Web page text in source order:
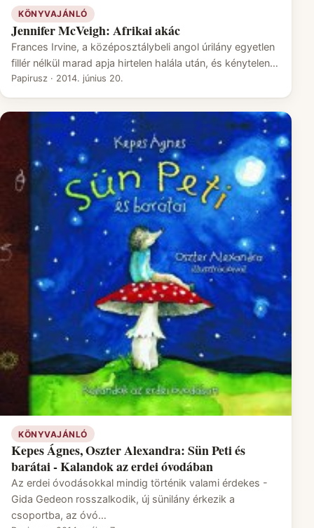
KÖNYVAJÁNLÓ
Jennifer McVeigh: Afrikai akác
Frances Irvine, a középosztálybeli angol úrilány egyetlen
fillér nélkül marad apja hirtelen halála után, és kénytelen…
Papirusz · 2014. június 20.
KÖNYVAJÁNLÓ
Kepes Ágnes, Oszter Alexandra: Sün Peti és
barátai - Kalandok az erdei óvodában
Az erdei óvodásokkal mindig történik valami érdekes -
Gida Gedeon rosszalkodik, új sünilány érkezik a
csoportba, az óvó…